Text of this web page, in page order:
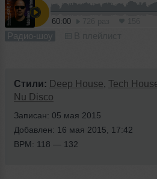
60:00
Радио-шоу
Стили: Deep House, Tech
Nu Disco
Записан: 05 мая 2015
Добавлен: 16 мая 2015, 17:42
BPM: 118 — 132